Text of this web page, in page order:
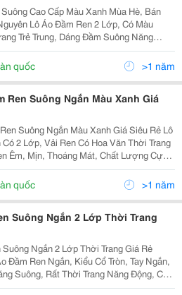
Cao Cấp Màu Xanh Mùa Hè, Bán
Trẻ Trung, Dáng Đầm Suông Năng
Áo Đầm Ren Kiểu, Vải Ren Có Hoa Văn,
Trang, Ren Êm, Mịn, Rất Thoáng Mát Và
quốc >1 năm
Ren Suông Ngắn Màu Xanh Giá
Suông Ngắn Màu Xanh Giá Siêu Rẻ Lô
2 Lớp, Vải Ren Có Hoa Văn Thời Trang
Êm, Mịn, Thoáng Mát, Chất Lượng Cực
Đầm Ren Ngắn, Kiểu Cổ Tròn, Tay Ngắn,
Năng Động, Với 2 Màu Xanh Đá...
quốc >1 năm
Suông Ngắn 2 Lớp Thời Trang
Ngắn 2 Lớp Thời Trang Giá Rẻ
Đầm Ren Ngắn, Kiểu Cổ Tròn, Tay Ngắn,
Suông, Rất Thời Trang Năng Động, Cực
Màu Xanh, Có Họa Tiết Hoa Văn Trẻ